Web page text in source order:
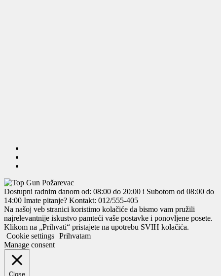
Dostupni radnim danom od: 08:00 do 20:00 i Subotom od 08:00 do
14:00 Imate pitanje? Kontakt: 012/555-405
Na našoj veb stranici koristimo kolačiće da bismo vam pružili
najrelevantnije iskustvo pamteći vaše postavke i ponovljene posete.
Klikom na „Prihvati“ pristajete na upotrebu SVIH kolačića.
Cookie settings Prihvatam
Manage consent
Close